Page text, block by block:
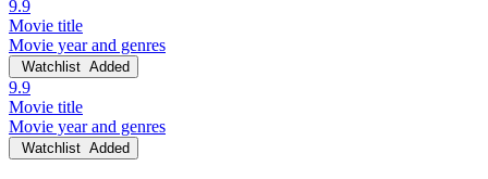
9.9
Movie title
Movie year and genres
Watchlist Added
9.9
Movie title
Movie year and genres
Watchlist Added